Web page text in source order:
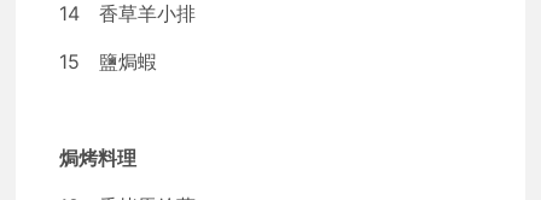
14 香草羊小排
15 鹽焗蝦
焗烤料理